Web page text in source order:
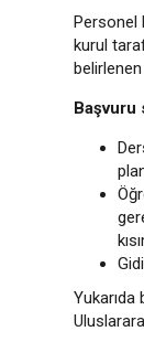
Personel
kurul
belirlenen
Başvuru